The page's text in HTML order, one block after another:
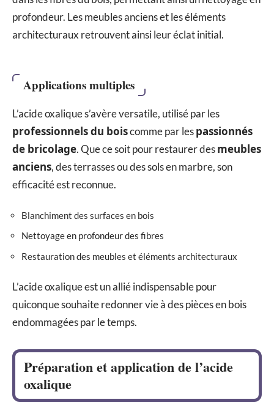
profondeur. Les meubles anciens et les éléments
architecturaux retrouvent ainsi leur éclat initial.
Applications multiples
L’acide oxalique s’avère versatile, utilisé par les
professionnels du boiscomme par lespassionnés
de bricolage. Que ce soit pour restaurer desmeubles
anciens, des terrasses ou des sols en marbre, son
efficacité est reconnue.
Blanchiment des surfaces en bois
Nettoyage en profondeur des fibres
Restauration des meubles et éléments architecturaux
L’acide oxalique est un allié indispensable pour
quiconque souhaite redonner vie à des pièces en bois
endommagées par le temps.
Préparation et application de l’acide
oxalique